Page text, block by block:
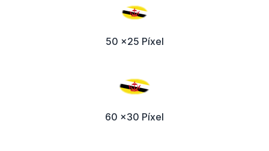
50 x25 Píxel
60 x30 Píxel